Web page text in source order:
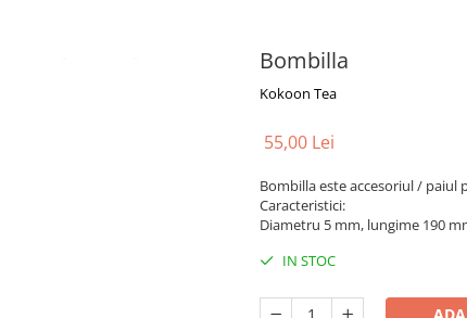
Bombilla
Kokoon Tea
55,00 Lei
Bombilla este accesoriul / paiul
Caracteristici:
Diametru 5 mm, lungime 190
IN STOC